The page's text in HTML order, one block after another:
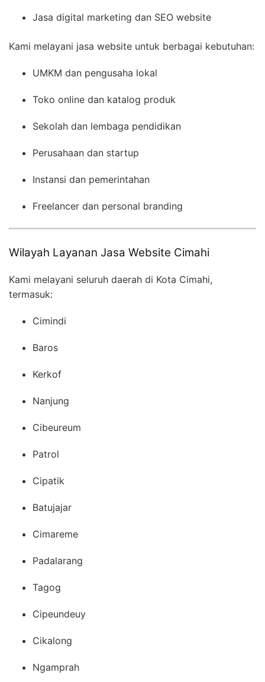
Jasa digital marketing dan SEO website
Kami melayani jasa website untuk berbagai kebutuhan:
UMKM dan pengusaha lokal
Toko online dan katalog produk
Sekolah dan lembaga pendidikan
Perusahaan dan startup
Instansi dan pemerintahan
Freelancer dan personal branding
Wilayah Layanan Jasa Website Cimahi
Kami melayani seluruh daerah di Kota Cimahi,
termasuk:
Cimindi
Baros
Kerkof
Nanjung
Cibeureum
Patrol
Cipatik
Batujajar
Cimareme
Padalarang
Tagog
Cipeundeuy
Cikalong
Ngamprah